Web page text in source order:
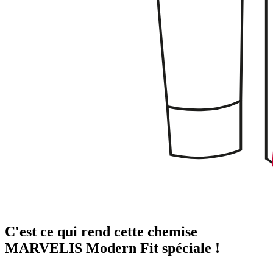
C'est ce qui rend cette chemise
MARVELIS Modern Fit spéciale !